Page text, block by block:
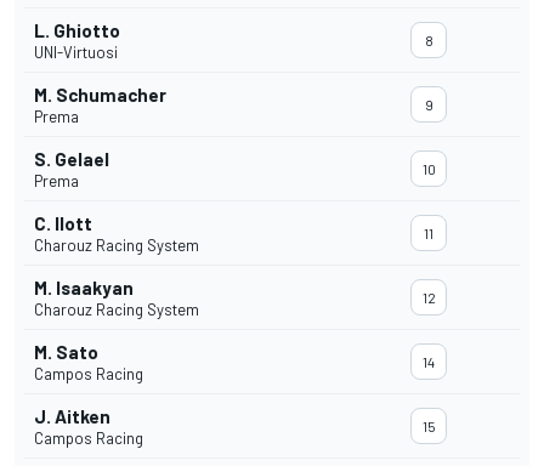
L. Ghiotto
UNI-Virtuosi
8
M. Schumacher
Prema
9
S. Gelael
Prema
10
C. Ilott
Charouz Racing System
11
M. Isaakyan
Charouz Racing System
12
M. Sato
Campos Racing
14
J. Aitken
Campos Racing
15